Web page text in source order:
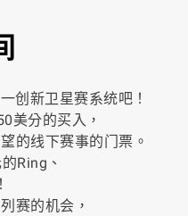
创新卫星赛系统吧！
美分的买入，
的线下赛事的门票。
Ring、
赛的机会，